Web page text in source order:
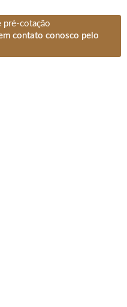
pré-cotação
contato conosco pelo